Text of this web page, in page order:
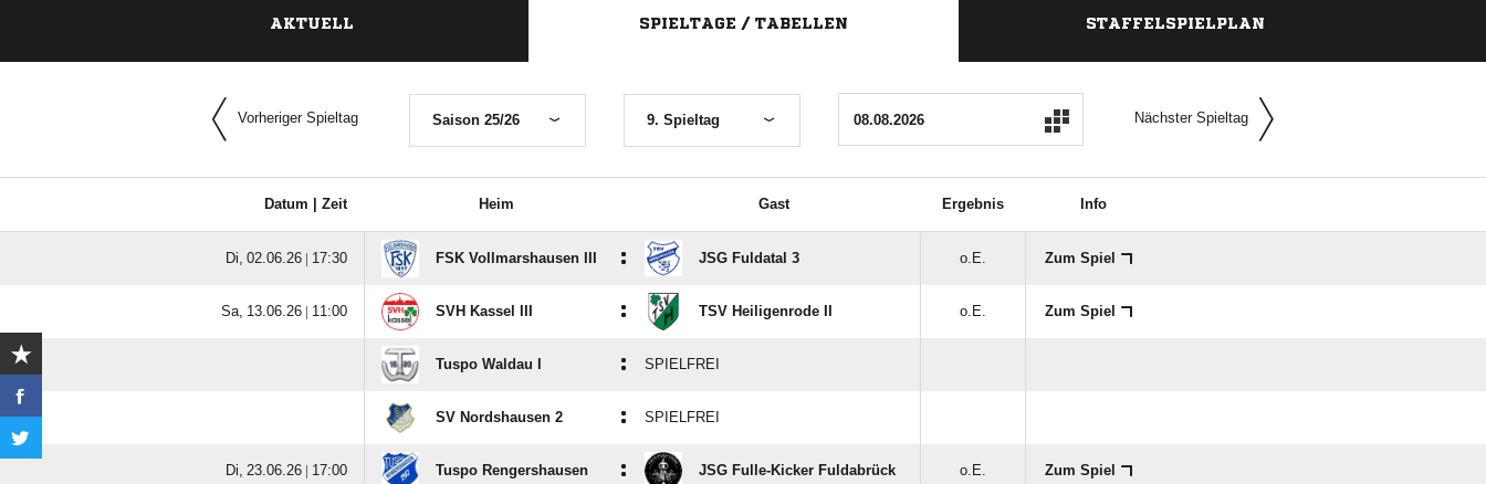
AKTUELL SPIELTAGE / TABELLEN STAFFELSPIELPLAN
Vorheriger Spieltag Saison 25/26 9. Spieltag Nächster Spieltag
Datum | Zeit Heim Gast Ergebnis Info
  |  FSK Vollmarshausen III : JSG Fuldatal 3 o.E. Zum Spiel
  |  SVH Kassel III : TSV Heiligenrode II o.E. Zum Spiel
Tuspo Waldau I : SPIELFREI
SV Nordshausen 2 : SPIELFREI
  |  Tuspo Rengershausen : JSG Fulle-Kicker Fuldabrück o.E. Zum Spiel